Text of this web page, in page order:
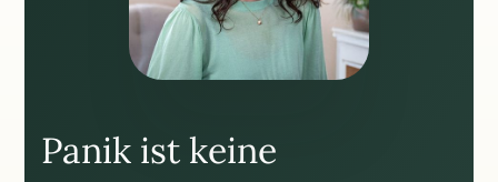
Panik ist keine